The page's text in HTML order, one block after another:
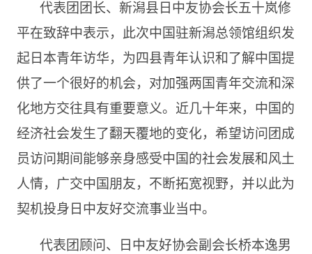
代表团团长、新潟县日中友协会长五十岚修
平在致辞中表示，此次中国驻新潟总领馆组织发
起日本青年访华，为四县青年认识和了解中国提
供了一个很好的机会，对加强两国青年交流和深
化地方交往具有重要意义。近几十年来，中国的
经济社会发生了翻天覆地的变化，希望访问团成
员访问期间能够亲身感受中国的社会发展和风土
人情，广交中国朋友，不断拓宽视野，并以此为
契机投身日中友好交流事业当中。
代表团顾问、日中友好协会副会长桥本逸男